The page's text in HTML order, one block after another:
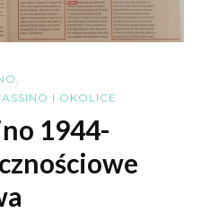
I OKOLICE
1944-